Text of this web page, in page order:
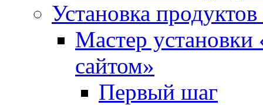
Установка
Мастер
сайтом»
Первый шаг